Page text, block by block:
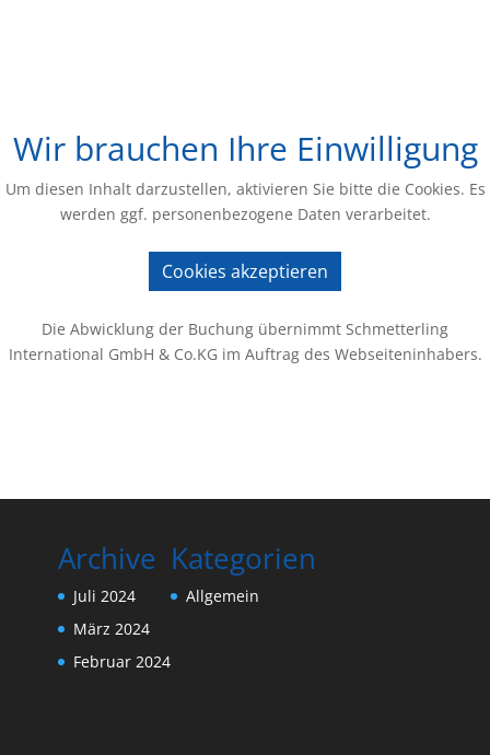
Wir brauchen Ihre Einwilligung
Um diesen Inhalt darzustellen, aktivieren Sie bitte die Cookies. Es
werden ggf. personenbezogene Daten verarbeitet.
Cookies akzeptieren
Die Abwicklung der Buchung übernimmt Schmetterling
International GmbH & Co.KG im Auftrag des Webseiteninhabers.
Archive
Juli 2024
März 2024
Februar 2024
Kategorien
Allgemein